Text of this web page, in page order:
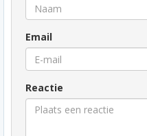
Email
Reactie